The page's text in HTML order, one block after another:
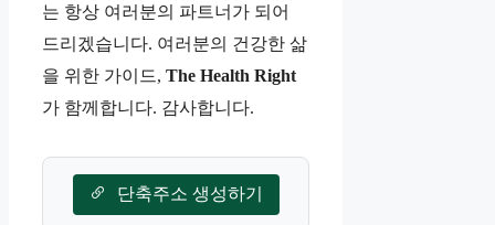
는 항상 여러분의 파트너가 되어
드리겠습니다. 여러분의 건강한 삶
을 위한 가이드, The Health Right
가 함께합니다. 감사합니다.
단축주소 생성하기